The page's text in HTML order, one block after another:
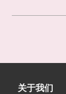
关于我们